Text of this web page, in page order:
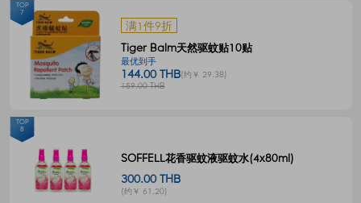
满1件9折
Tiger Balm天然驱蚊贴10贴
最优到手
144.00 THB(约￥ 29.38)
159.00 THB
TOP
7
SOFFELL花香驱蚊液驱蚊水(4x80ml)
300.00 THB
(约￥ 61.20)
TOP
8